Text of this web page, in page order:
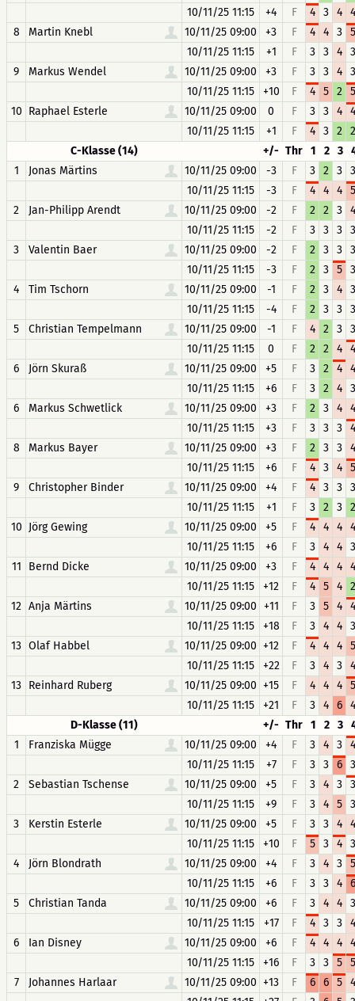
10/11/25 11:15
+4 F 4 3 4
4
8
Martin Knebl 10/11/25 09:00 +3 F 4 4 3
5
10/11/25 11:15
+1 F 3 3 4
3
9
Markus Wendel 10/11/25 09:00 +3 F 3 3 4
3
10/11/25 11:15
+10 F 4 5 2
5
10 Raphael Esterle 10/11/25 09:00 0 F 3 3 4
4
10/11/25 11:15
+1 F 4 3 2
2
C-Klasse (14)
+/- Thr 1 2 3
1
Jonas Märtins 10/11/25 09:00 -3 F 3 2 3
3
10/11/25 11:15
-3 F 4 4 4
5
2
Jan-Philipp Arendt 10/11/25 09:00 -2 F 2 2 3
4
10/11/25 11:15
-2 F 3 3 3
3
3
Valentin Baer 10/11/25 09:00 -2 F 2 3 3
3
10/11/25 11:15
-3 F 2 3 5
3
4
Tim Tschorn 10/11/25 09:00 -1 F 2 3 4
3
10/11/25 11:15
-4 F 2 3 3
3
5
Christian Tempelmann 10/11/25 09:00 -1 F 4 2 3
3
10/11/25 11:15
0 F 2 2 4
4
6
Jörn Skuraß 10/11/25 09:00 +5 F 3 2 4
4
10/11/25 11:15
+6 F 3 2 4
3
6
Markus Schwetlick 10/11/25 09:00 +3 F 2 3 4
4
10/11/25 11:15
+3 F 3 3 3
4
8
Markus Bayer 10/11/25 09:00 +3 F 2 3 3
4
10/11/25 11:15
+6 F 4 3 4
5
9
Christopher Binder 10/11/25 09:00 +4 F 4 3 3
3
10/11/25 11:15
+1 F 3 2 3
2
10 Jörg Gewing 10/11/25 09:00 +5 F 4 4 4
4
10/11/25 11:15
+6 F 3 4 4
3
11
Bernd Dicke 10/11/25 09:00 +3 F 4 4 4
4
10/11/25 11:15
+12 F 4 5 4
2
12 Anja Märtins 10/11/25 09:00 +11 F 3 5 4
4
10/11/25 11:15
+18 F 3 4 4
3
13 Olaf Habbel 10/11/25 09:00 +12 F 4 4 4
5
10/11/25 11:15
+22 F 3 4 3
4
13 Reinhard Ruberg 10/11/25 09:00 +15 F 4 4 4
5
10/11/25 11:15
+21 F 3 4 6
4
D-Klasse (11)
+/- Thr 1 2 3
1
Franziska Mügge 10/11/25 09:00 +4 F 3 4 3
4
10/11/25 11:15
+7 F 3 3 6
3
2
Sebastian Tschense 10/11/25 09:00 +5 F 3 4 3
3
10/11/25 11:15
+9 F 3 4 5
3
3
Kerstin Esterle 10/11/25 09:00 +5 F 3 3 4
4
10/11/25 11:15
+10 F 5 3 4
3
4
Jörn Blondrath 10/11/25 09:00 +4 F 3 4 3
5
10/11/25 11:15
+6 F 3 3 4
6
5
Christian Tanda 10/11/25 09:00 +6 F 3 4 4
3
10/11/25 11:15
+17 F 4 3 3
4
6
Ian Disney 10/11/25 09:00 +6 F 4 4 4
4
10/11/25 11:15
+16 F 3 3 5
5
7
Johannes Harlaar 10/11/25 09:00 +13 F 6 6 5
4